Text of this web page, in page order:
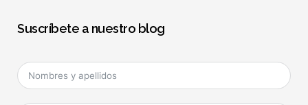
Suscríbete a nuestro blog